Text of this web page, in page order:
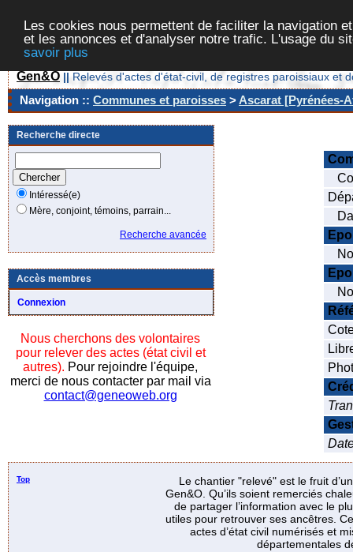
Les cookies nous permettent de faciliter la navigation
et les annonces et d'analyser notre trafic. L'usage du
savoir plus
Gen&O || Relevés d'actes d'état-civil, de registres paroissiaux et
Navigation :: Communes et paroisses >Ascarat [Pyrénées-
Recherche directe
Intéressé(e)
Mère, conjoint, témoins, parrain...
Recherche avancée
Accès membres
Connexion
Nous cherchons des volontaires
pour relever des actes (état civil et
autres). Pour rejoindre l'équipe,
merci de nous contacter par mail via
contact@geneoweb.org
Top
Le chantier "relevé" est le fruit
Gen&O. Qu’ils soient remerciés
de partager l’information avec le
utiles pour retrouver ses ancêtres.
actes d’état civil numérisés et
départementales